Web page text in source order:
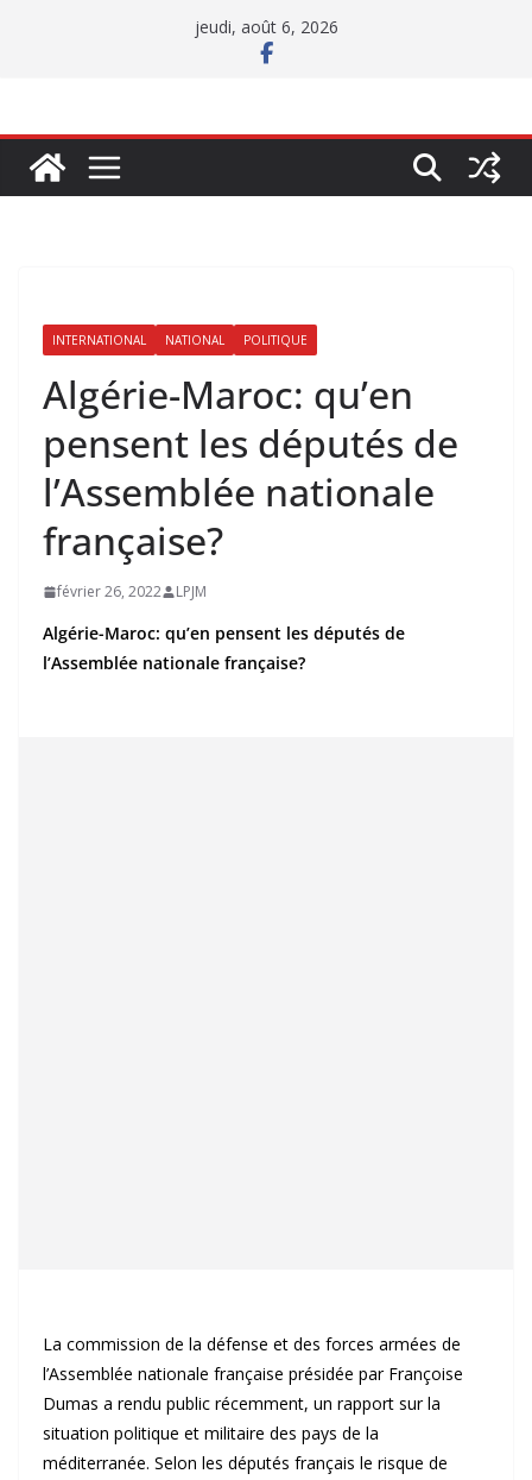
jeudi, août 6, 2026
INTERNATIONAL NATIONAL POLITIQUE
Algérie-Maroc: qu’en
pensent les députés de
l’Assemblée nationale
française?
février 26, 2022 LPJM
Algérie-Maroc: qu’en pensent les députés de
l’Assemblée nationale française?
La commission de la défense et des forces armées de
l’Assemblée nationale française présidée par Françoise
Dumas a rendu public récemment, un rapport sur la
situation politique et militaire des pays de la
méditerranée. Selon les députés français le risque de